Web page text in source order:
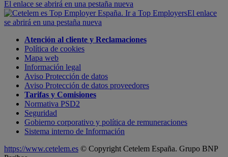
El enlace se abrirá en una pestaña nueva
El enlace
se abrirá en una pestaña nueva
Atención al cliente y Reclamaciones
Política de cookies
Mapa web
Información legal
Aviso Protección de datos
Aviso Protección de datos proveedores
Tarifas y Comisiones
Normativa PSD2
Seguridad
Gobierno corporativo y política de remuneraciones
Sistema interno de Información
https://www.cetelem.es © Copyright Cetelem España. Grupo BNP